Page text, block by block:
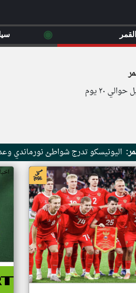
٢٠ يوم
اليونيسكو تدرج شواطئ نورماندي
عربي
◉